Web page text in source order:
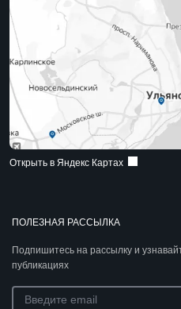
ПОЛЕЗНАЯ РАССЫЛКА
Подпишитесь на рассылку и
публикациях
Открыть в Яндекс Картах